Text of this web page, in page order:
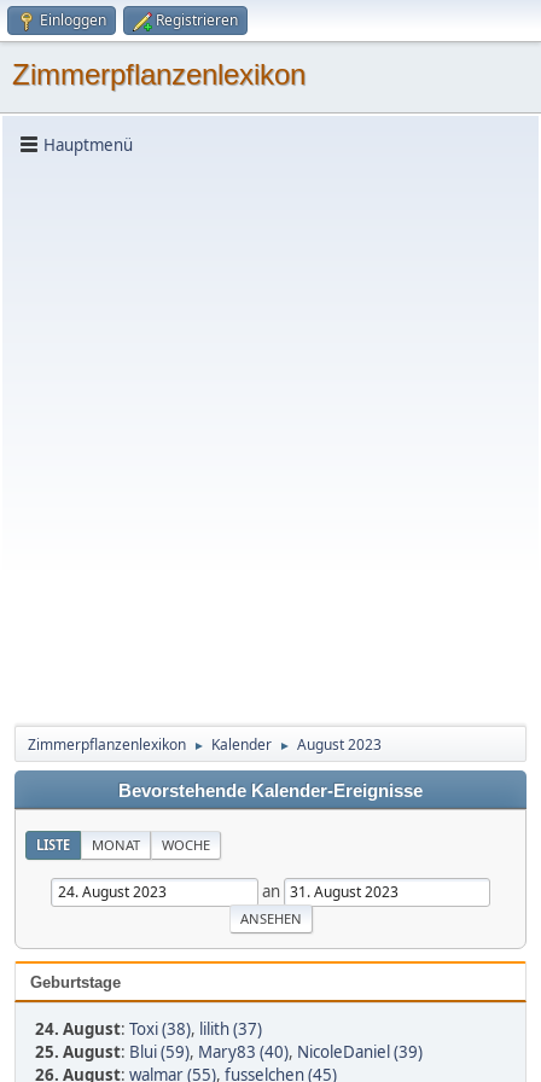
Einloggen Registrieren
Zimmerpflanzenlexikon
Hauptmenü
Zimmerpflanzenlexikon ► Kalender ► August 2023
Bevorstehende Kalender-Ereignisse
LISTE MONAT WOCHE
an
Geburtstage
24. August: Toxi (38), lilith (37)
25. August: Blui (59), Mary83 (40), NicoleDaniel (39)
26. August: walmar (55), fusselchen (45)